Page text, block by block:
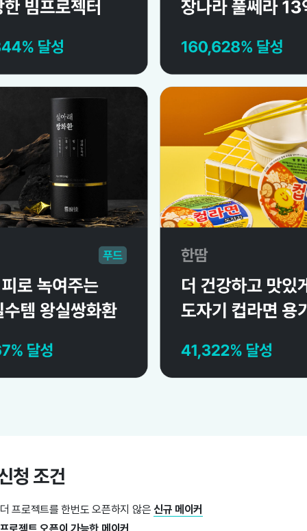
청 조건
프로젝트를 한번도 오픈하지 않은 신규 메이커